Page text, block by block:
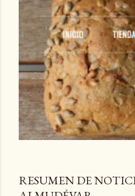
RESUMEN DE